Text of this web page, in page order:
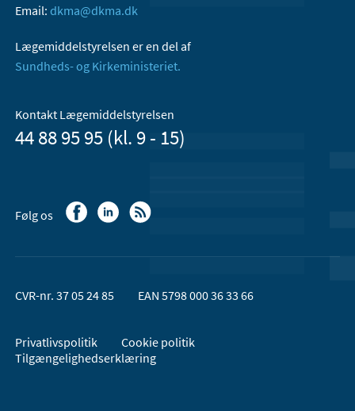
Email: dkma@dkma.dk
Lægemiddelstyrelsen er en del af
Sundheds- og Kirkeministeriet.
Kontakt Lægemiddelstyrelsen
44 88 95 95 (kl. 9 - 15)
Følg os
CVR-nr. 37 05 24 85 EAN 5798 000 36 33 66
Privatlivspolitik
Cookie politik
Tilgængelighedserklæring